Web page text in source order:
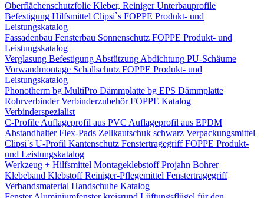
Oberflächenschutzfolie Kleber, Reiniger Unterbauprofile
Befestigung Hilfsmittel Clipsi`s FOPPE Produkt- und
Leistungskatalog
Fassadenbau Fensterbau Sonnenschutz FOPPE Produkt- und
Leistungskatalog
Verglasung Befestigung Abstützung Abdichtung PU-Schäume
Vorwandmontage Schallschutz FOPPE Produkt- und
Leistungskatalog
Phonotherm bg MultiPro Dämmplatte bg EPS Dämmplatte
Rohrverbinder Verbinderzubehör FOPPE Katalog
Verbinderspezialist
C-Profile Auflageprofil aus PVC Auflageprofil aus EPDM
Abstandhalter Flex-Pads Zellkautschuk schwarz Verpackungsmittel
Clipsi`s U-Profil Kantenschutz Fenstertragegriff FOPPE Produkt-
und Leistungskatalog
Werkzeug + Hilfsmittel Montageklebstoff Projahn Bohrer
Klebeband Klebstoff Reiniger-Pflegemittel Fenstertragegriff
Verbandsmaterial Handschuhe Katalog